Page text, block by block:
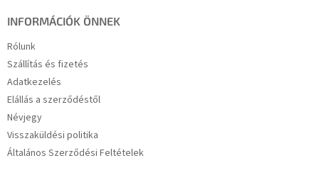
INFORMÁCIÓK ÖNNEK
Rólunk
Szállítás és fizetés
Adatkezelés
Elállás a szerződéstől
Névjegy
Visszaküldési politika
Általános Szerződési Feltételek